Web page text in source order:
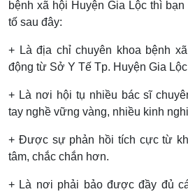
bệnh xã hội Huyện Gia Lộc thì
tố sau đây:
+ Là địa chỉ chuyên khoa bệnh
động từ Sở Y Tế Tp. Huyện Gia
+ Là nơi hội tụ nhiều bác sĩ
tay nghề vững vàng, nhiều kinh
+ Được sự phản hồi tích cực từ
tâm, chắc chắn hơn.
+ Là nơi phải bảo được đầy đủ